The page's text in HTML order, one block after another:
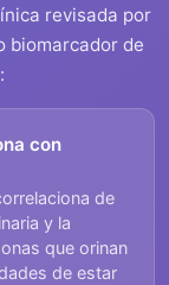
revisada por
biomarcador de
con
de
y la
que orinan
de estar